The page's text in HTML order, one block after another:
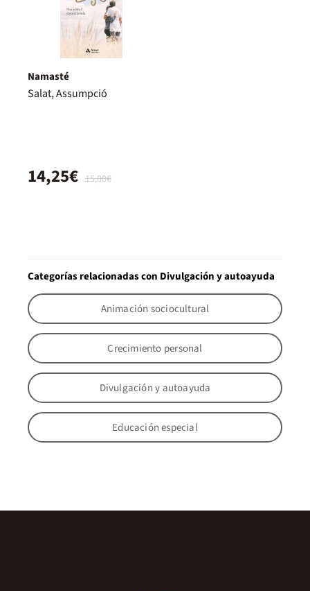
Namasté
Salat, Assumpció
15,00€
14,25€
Categorías relacionadas con Divulgación y autoayuda
Animación sociocultural
Crecimiento personal
Divulgación y autoayuda
Educación especial